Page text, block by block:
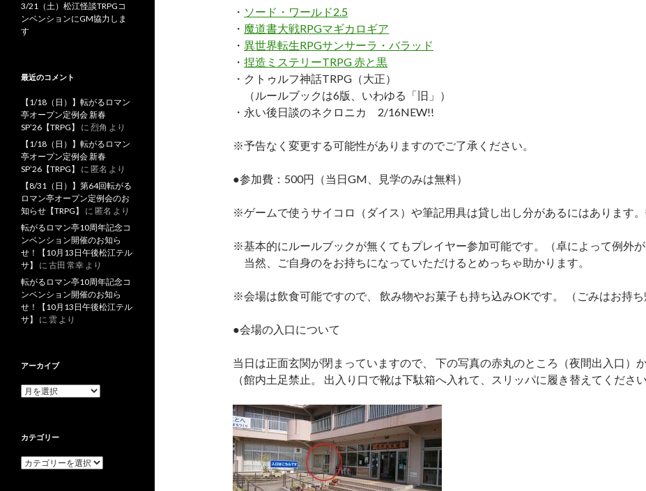
・ ソード・ワールド2.5
・ 魔道書大戦RPGマギカロギア
・異世界転生RPGサンサーラ・バラッド
・捏造ミステリーTRPG 赤と黒
・クトゥルフ神話TRPG（大正）
（ルールブックは6版、いわゆる「旧」）
・永い後日談のネクロニカ 2/16NEW!!
※予告なく変更する可能性がありますのでご了承ください。
●参加費：500円（当日GM、見学のみは無料）
※ゲームで使うサイコロ（ダイス）や筆記用具は貸し出し分があるにはあります
※基本的にルールブックが無くてもプレイヤー参加可能です。（卓によって例外が
当然、ご自身のをお持ちになっていただけるとめっちゃ助かります。
※会場は飲食可能ですので、 飲み物やお菓子も持ち込みOKです。 （ごみはお持ち
●会場の入口について
当日は正面玄関が閉まっていますので、 下の写真の赤丸のところ（夜間出入口）
（館内土足禁止。 出入り口で靴は下駄箱へ入れて、スリッパに履き替えてください
3/21（土）松江怪談TRPGコ
ンベンションにGM協力しま
す
最近のコメント
【1/18（日）】転がるロマン
亭オープン定例会 新春
SP’26【TRPG】
に 烈角 より
【1/18（日）】転がるロマン
亭オープン定例会 新春
SP’26【TRPG】
に 匿名 より
【8/31（日）】第64回転がる
ロマン亭オープン定例会のお
知らせ【TRPG】
に 匿名 より
転がるロマン亭10周年記念コ
ンベンション開催のお知ら
せ！【10月13日午後松江テル
サ】
に 古田 常幸 より
転がるロマン亭10周年記念コ
ンベンション開催のお知ら
せ！【10月13日午後松江テル
サ】
に 雲 より
アーカイブ
ア
ブ
カテゴリー
カ